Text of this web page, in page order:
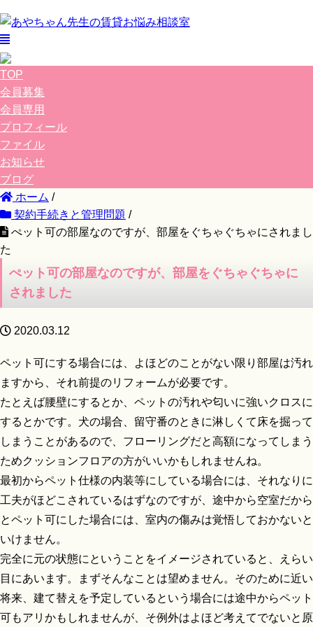
TOP
会員募集
会員専用
プロフィール
ファイル
お知らせ
ブログ
ホーム /
契約手続きと管理問題 /
ぺット可の部屋なのですが、部屋をぐちゃぐちゃにされまし
た
ぺット可の部屋なのですが、部屋をぐちゃぐちゃに
されました
2020.03.12
ペット可にする場合には、よほどのことがない限り部屋は汚れ
ますから、それ前提のリフォームが必要です。
たとえば腰壁にするとか、ペットの汚れや匂いに強いクロスに
するとかです。犬の場合、留守番のときに淋しくて床を掘って
しまうことがあるので、フローリングだと高額になってしまう
ためクッションフロアの方がいいかもしれませんね。
最初からペット仕様の内装等にしている場合には、それなりに
工夫がほどこされているはずなのですが、途中から空室だから
とペット可にした場合には、室内の傷みは覚悟しておかないと
いけません。
完全に元の状態にということをイメージされていると、えらい
目にあいます。まずそんなことは望めません。そのために近い
将来、建て替えを予定しているという場合には途中からペット
可もアリかもしれませんが、そ例外はよほど考えてでないと原